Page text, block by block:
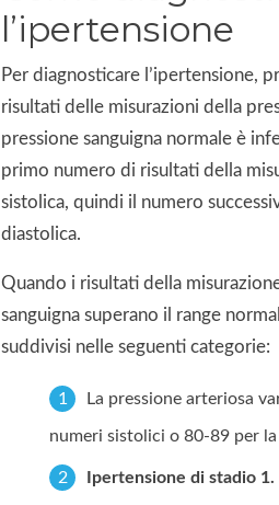
l’ipertensione
Per diagnosticare l’ipertensione,
risultati delle misurazioni della
pressione sanguigna normale è
primo numero di risultati della
sistolica, quindi il numero
diastolica.
Quando i risultati della
sanguigna superano il range
suddivisi nelle seguenti categorie:
La pressione arteriosa
numeri sistolici o 80-89 per
Ipertensione di stadio 1.